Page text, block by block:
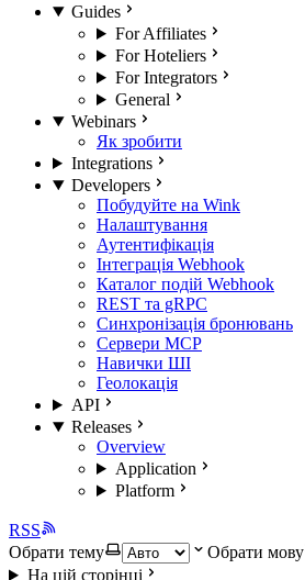
Guides
For Affiliates
For Hoteliers
For Integrators
General
Webinars
Як зробити
Integrations
Developers
Побудуйте на Wink
Налаштування
Аутентифікація
Інтеграція Webhook
Каталог подій Webhook
REST та gRPC
Синхронізація бронювань
Сервери MCP
Навички ШІ
Геолокація
API
Releases
Overview
Application
Platform
RSS
Обрати тему
Обрати мову
На цій сторінці